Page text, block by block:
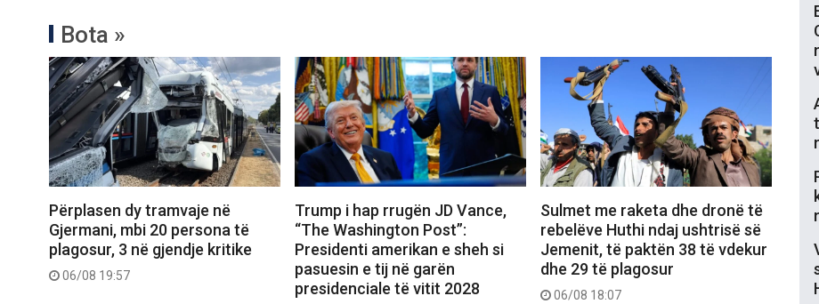
Bota »
Përplasen dy tramvaje në
Gjermani, mbi 20 persona të
plagosur, 3 në gjendje kritike
06/08 19:57
Trump i hap rrugën JD Vance,
“The Washington Post”:
Presidenti amerikan e sheh si
pasuesin e tij në garën
presidenciale të vitit 2028
Sulmet me raketa dhe dronë të
rebelëve Huthi ndaj ushtrisë së
Jemenit, të paktën 38 të vdekur
dhe 29 të plagosur
06/08 18:07